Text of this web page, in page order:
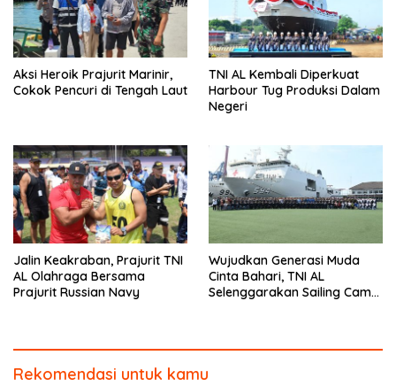
Aksi Heroik Prajurit Marinir,
Cokok Pencuri di Tengah Laut
TNI AL Kembali Diperkuat
Harbour Tug Produksi Dalam
Negeri
Jalin Keakraban, Prajurit TNI
AL Olahraga Bersama
Prajurit Russian Navy
Wujudkan Generasi Muda
Cinta Bahari, TNI AL
Selenggarakan Sailing Camp
Rekomendasi untuk kamu